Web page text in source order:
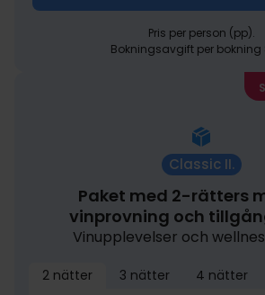
Pris per person (pp).
Bokningsavgift per bokning
Classic II.
Paket med 2-rätters
vinprovning och
Vinupplevelser och
2 nätter 3 nätter 4 nätter